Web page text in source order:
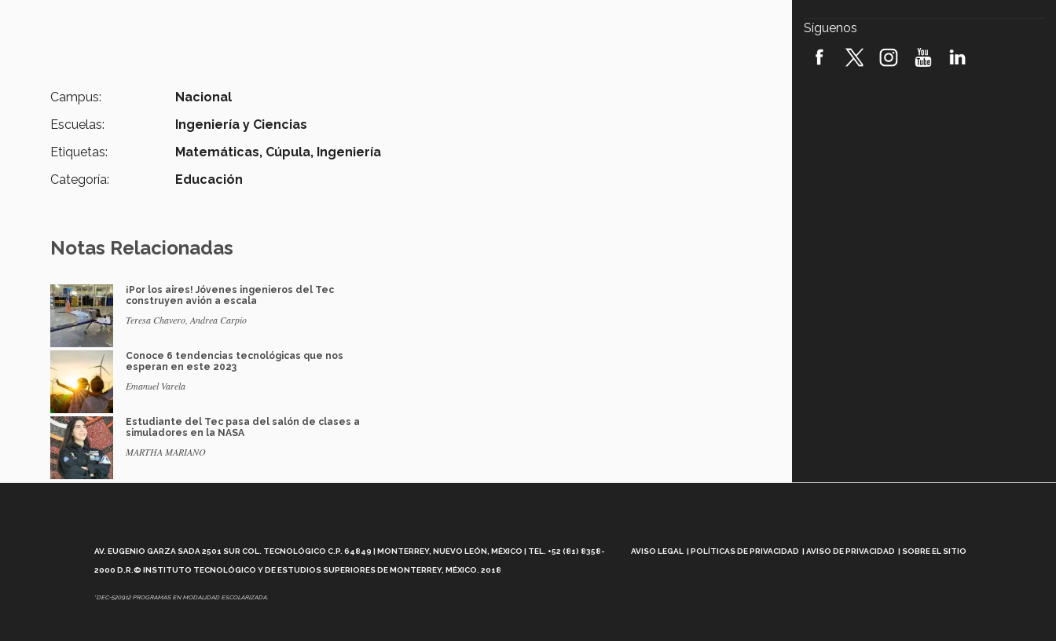
Campus:
Nacional
Escuelas:
Ingeniería y Ciencias
Etiquetas:
Matemáticas, Cúpula, Ingeniería
Categoría:
Educación
Notas Relacionadas
¡Por los aires! Jóvenes ingenieros del Tec
construyen avión a escala
Teresa Chavero, Andrea Carpio
Conoce 6 tendencias tecnológicas que nos
esperan en este 2023
Emanuel Varela
Estudiante del Tec pasa del salón de clases a
simuladores en la NASA
MARTHA MARIANO
robótica FIRST 2026! (video)
Síguenos
AV. EUGENIO GARZA SADA 2501 SUR COL. TECNOLÓGICO C.P. 64849 | MONTERREY, NUEVO LEÓN, MÉXICO | TEL. +52 (81) 8358-
2000 D.R.© INSTITUTO TECNOLÓGICO Y DE ESTUDIOS SUPERIORES DE MONTERREY, MÉXICO. 2018
*DEC-520912 PROGRAMAS EN MODALIDAD ESCOLARIZADA.
AVISO LEGAL POLÍTICAS DE PRIVACIDAD AVISO DE PRIVACIDAD SOBRE EL SITIO